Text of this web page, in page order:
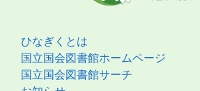
ひなぎくとは
国立国会図書館ホームページ
国立国会図書館サーチ